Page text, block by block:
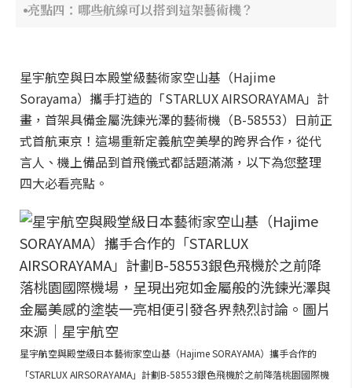
亮點四：哪些航線可以搭到這架藝術機？
星宇航空與日本殿堂級藝術家空山基（Hajime
Sorayama）攜手打造的「STARLUX AIRSORAYAMA」計
畫，首架具備金屬洗鍊光澤的藝術機（B-58553）日前正
式首航東京！這場重新定義航空美學的跨界合作，從代
言人、機上備品到首飛儀式都話題滿滿，以下為您整理
四大必看亮點。
星宇航空與殿堂級日本藝術家空山基（Hajime SORAYAMA）攜手合作的
「STARLUX AIRSORAYAMA」計劃B-58553銀色飛機於之前降落桃園國際機